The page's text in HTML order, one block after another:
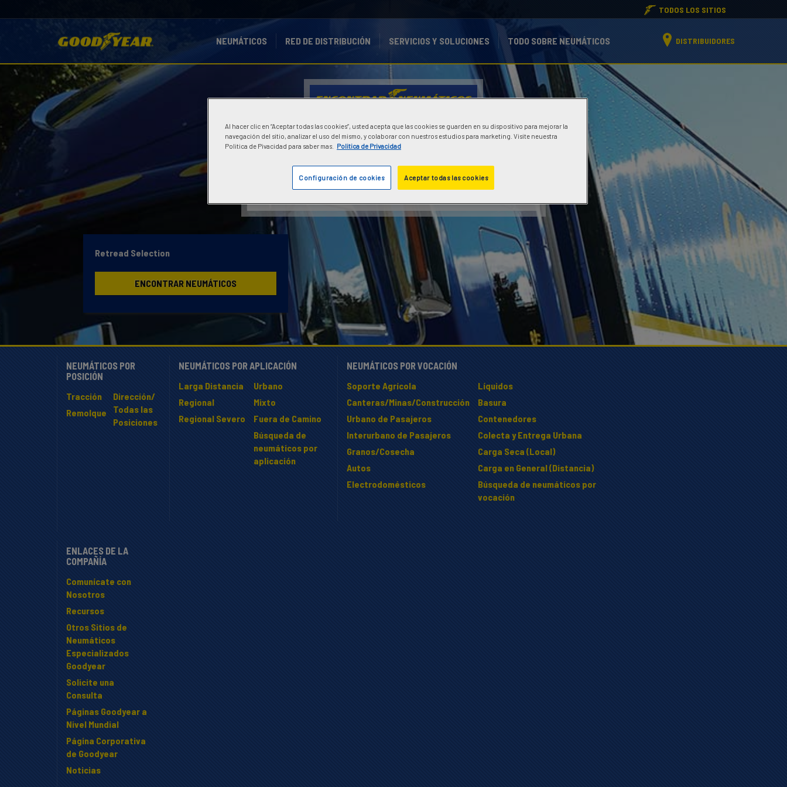
TODOS LOS SITIOS
NEUMÁTICOS RED DE DISTRIBUCIÓN SERVICIOS Y SOLUCIONES TODO SOBRE NEUMÁTICOS DISTRIBUIDORES
ENCONTRAR NEUMÁTICOS
ENCONTRAR NEUMÁTICOS
Retread Selection
ENCONTRAR NEUMÁTICOS
NEUMÁTICOS POR
POSICIÓN
Tracción
Remolque
Dirección/
Todas las
Posiciones
NEUMÁTICOS POR APLICACIÓN
Larga Distancia
Regional
Regional Severo
Urbano
Mixto
Fuera de Camino
Búsqueda de
neumáticos por
aplicación
NEUMÁTICOS POR VOCACIÓN
Soporte Agrícola
Canteras/Minas/Construcción
Urbano de Pasajeros
Interurbano de Pasajeros
Granos/Cosecha
Autos
Electrodomésticos
Líquidos
Basura
Contenedores
Colecta y Entrega Urbana
Carga Seca (Local)
Carga en General (Distancia)
Búsqueda de neumáticos por
vocación
ENLACES DE LA
COMPAÑÍA
Comunícate con
Nosotros
Recursos
Otros Sitios de
Neumáticos
Especializados
Goodyear
Solicite una
Consulta
Páginas Goodyear a
Nivel Mundial
Página Corporativa
de Goodyear
Noticias
Al hacer clic en “Aceptar todas las cookies”, usted acepta que las cookies se guarden en su dispositivo para mejorar la
navegación del sitio, analizar el uso del mismo, y colaborar con nuestros estudios para marketing. Visite neuestra
Politica de Pivacidad para saber mas.
Politica de Privacidad
Aceptar todas las cookies
Configuración de cookies